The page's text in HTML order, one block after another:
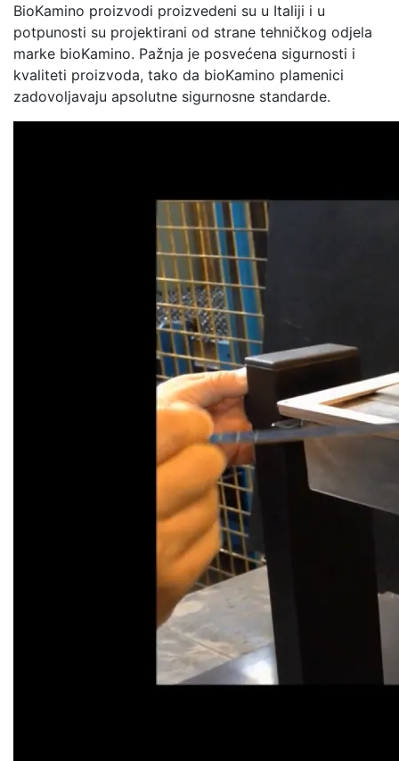
BioKamino proizvodi proizvedeni su u Italiji i u
potpunosti su projektirani od strane tehničkog odjela
marke bioKamino. Pažnja je posvećena sigurnosti i
kvaliteti proizvoda, tako da bioKamino plamenici
zadovoljavaju apsolutne sigurnosne standarde.